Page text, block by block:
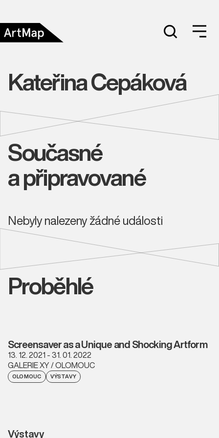
Kateřina Cepáková
Současné
a připravované
Nebyly nalezeny žádné události
Proběhlé
Screensaver as a Unique and Shocking Artform
13. 12. 2021 - 31. 01. 2022
GALERIE XY / OLOMOUC
OLOMOUC VÝSTAVY
Výstavy